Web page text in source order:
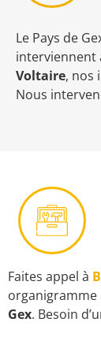
Le Pays de
interviennent
Voltaire, nos
Nous
Faites appel à
organigramme
Gex. Besoin